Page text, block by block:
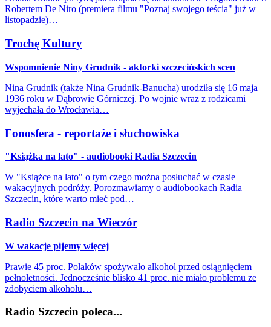
Robertem De Niro (premiera filmu "Poznaj swojego teścia" już w
listopadzie)…
Trochę Kultury
Wspomnienie Niny Grudnik - aktorki szczecińskich scen
Nina Grudnik (także Nina Grudnik-Banucha) urodziła się 16 maja
1936 roku w Dąbrowie Górniczej. Po wojnie wraz z rodzicami
wyjechała do Wrocławia…
Fonosfera - reportaże i słuchowiska
"Książka na lato" - audiobooki Radia Szczecin
W "Książce na lato" o tym czego można posłuchać w czasie
wakacyjnych podróży. Porozmawiamy o audiobookach Radia
Szczecin, które warto mieć pod…
Radio Szczecin na Wieczór
W wakacje pijemy więcej
Prawie 45 proc. Polaków spożywało alkohol przed osiągnięciem
pełnoletności. Jednocześnie blisko 41 proc. nie miało problemu ze
zdobyciem alkoholu…
Radio Szczecin poleca...